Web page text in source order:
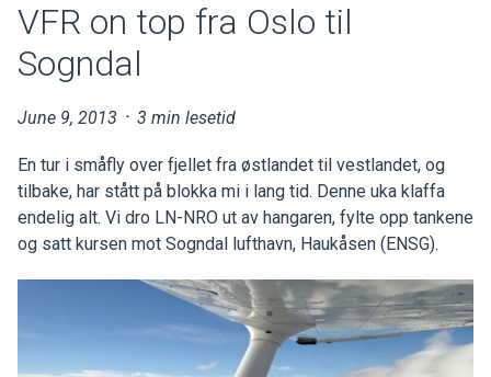
VFR on top fra Oslo til
Sogndal
June 9, 2013 · 3 min lesetid
En tur i småfly over fjellet fra østlandet til vestlandet, og
tilbake, har stått på blokka mi i lang tid. Denne uka klaffa
endelig alt. Vi dro LN-NRO ut av hangaren, fylte opp tankene
og satt kursen mot Sogndal lufthavn, Haukåsen (ENSG).